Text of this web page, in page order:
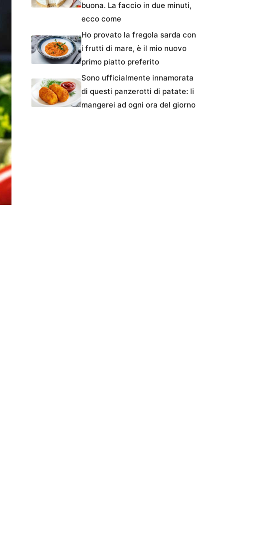
buona. La faccio in due minuti,
ecco come
Ho provato la fregola sarda con
i frutti di mare, è il mio nuovo
primo piatto preferito
Sono ufficialmente innamorata
di questi panzerotti di patate: li
mangerei ad ogni ora del giorno